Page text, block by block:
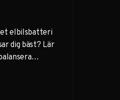
elbilsbatteri
dig bäst? Lär